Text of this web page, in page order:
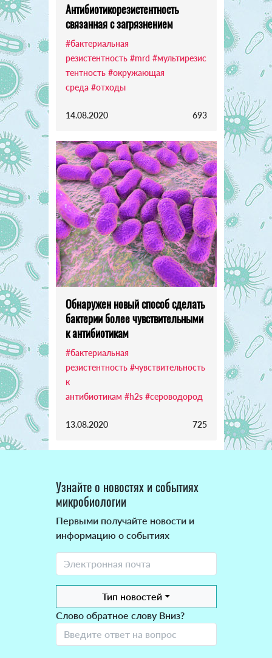
Антибиотикорезистентность
связанная с загрязнением
#бактериальная
резистентность #mrd #мультирезис
тентность #окружающая
среда #отходы
14.08.2020 693
Обнаружен новый способ сделать
бактерии более чувствительными
к антибиотикам
#бактериальная
резистентность #чувствительность
к
антибиотикам #h2s #сероводород
13.08.2020 725
Узнайте о новостях и событиях
микробиологии
Первыми получайте новости и
информацию о событиях
Тип новостей
Слово обратное слову Вниз?